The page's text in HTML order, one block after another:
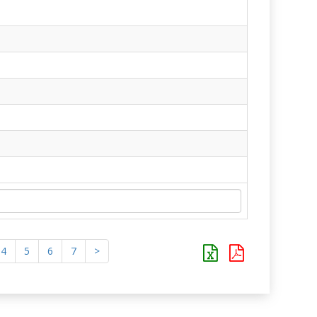
4 5 6 7 >